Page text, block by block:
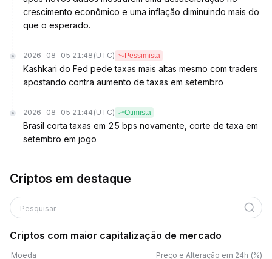
crescimento econômico e uma inflação diminuindo mais do
que o esperado.
2026-08-05 21:48 (UTC) Pessimista
Kashkari do Fed pede taxas mais altas mesmo com traders
apostando contra aumento de taxas em setembro
2026-08-05 21:44 (UTC) Otimista
Brasil corta taxas em 25 bps novamente, corte de taxa em
setembro em jogo
Criptos em destaque
Pesquisar
Criptos com maior capitalização de mercado
Moeda Preço e Alteração em 24h (%)